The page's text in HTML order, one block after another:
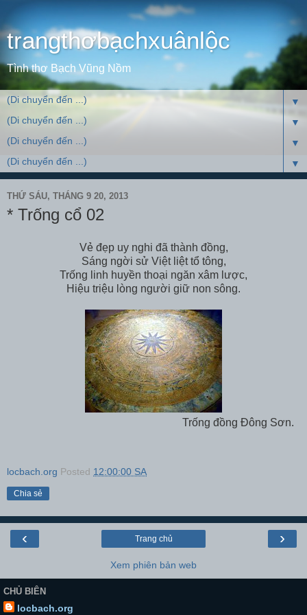
trangthơbạchxuânlộc
Tình thơ Bạch Vũng Nồm
▼
▼
▼
▼
THỨ SÁU, THÁNG 9 20, 2013
* Trống cổ 02
Vẻ đẹp uy nghi đã thành đồng,
Sáng ngời sử Việt liệt tổ tông,
Trống linh huyền thoại ngăn xâm lược,
Hiệu triệu lòng người giữ non sông.
Trống đồng Đông Sơn.
locbach.org Posted 12:00:00 SA
Chia sẻ
‹ ›
Trang chủ
Xem phiên bản web
CHỦ BIÊN
locbach.org